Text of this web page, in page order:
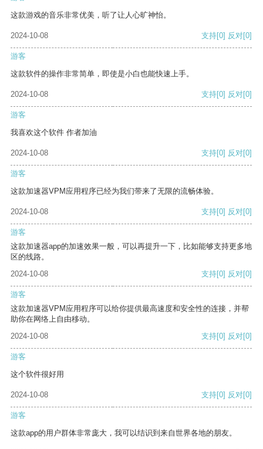
这款游戏的音乐非常优美，听了让人心旷神怡。
2024-10-08 支持[0] 反对[0]
游客
这款软件的操作非常简单，即使是小白也能快速上手。
2024-10-08 支持[0] 反对[0]
游客
我喜欢这个软件 作者加油
2024-10-08 支持[0] 反对[0]
游客
这款加速器VPM应用程序已经为我们带来了无限的流畅体验。
2024-10-08 支持[0] 反对[0]
游客
这款加速器app的加速效果一般，可以再提升一下，比如能够支持更多地
区的线路。
2024-10-08
支持[0] 反对[0]
游客
这款加速器VPM应用程序可以给你提供最高速度和安全性的连接，并帮
助你在网络上自由移动。
2024-10-08
支持[0] 反对[0]
游客
这个软件很好用
2024-10-08 支持[0] 反对[0]
游客
这款app的用户群体非常庞大，我可以结识到来自世界各地的朋友。